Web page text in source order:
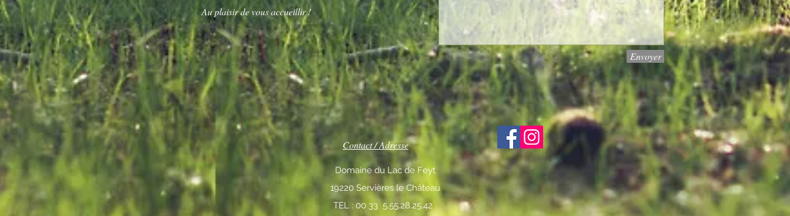
Au plaisir de vous accueillir !
Envoyer
Contact / Adresse
Domaine du Lac de Feyt
19220 Servières le Château
TEL : 00 33 5.55.28.25.42